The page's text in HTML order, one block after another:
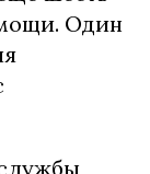
Один